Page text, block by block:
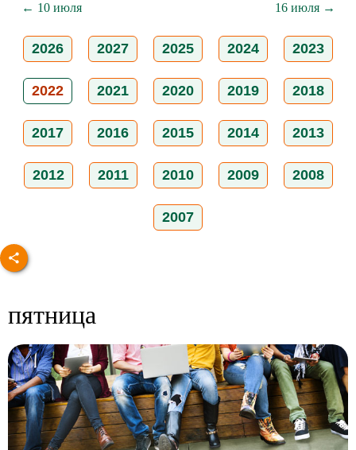
← 10 июля 16 июля →
2026 2027 2025 2024 2023
2022 2021 2020 2019 2018
2017 2016 2015 2014 2013
2012 2011 2010 2009 2008
2007
пятница